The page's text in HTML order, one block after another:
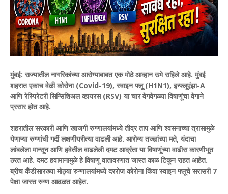
मुंबई: राज्यातील नागरिकांच्या आरोग्याबाबत एक मोठे आव्हान उभे राहिले आहे. मुंबई
शहरात एकाच वेळी कोरोना (Covid-19), स्वाइन फ्लू (H1N1), इन्फ्लूएंझा-A
आणि रेस्पिरेटरी सिन्सिशिअल व्हायरस (RSV) या चार वेगवेगळ्या विषाणूंचा वेगाने
प्रसार होत आहे.
शहरातील सरकारी आणि खाजगी रुग्णालयांमध्ये तीव्र ताप आणि श्वसनाच्या त्रासामुळे
येणाऱ्या रुग्णांची गर्दी लक्षणीयरीत्या वाढली आहे. आरोग्य तज्ज्ञांच्या मते, यंदाचा
लांबलेला मान्सून आणि हवेतील वाढलेली दमट आर्द्रता या विषाणूंच्या वाढीस कारणीभूत
ठरत आहे. दमट हवामानामुळे हे विषाणू वातावरणात जास्त काळ टिकून राहत आहेत.
ब्रीच कँडीसारख्या मोठ्या रुग्णालयांमध्ये दररोज कोरोना किंवा स्वाइन फ्लूचे सरासरी 7
पेक्षा जास्त रुग्ण आढळत आहेत.